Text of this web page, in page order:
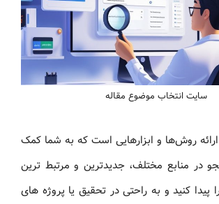
سایت انتخاب موضوع مقاله
روش‌ها و ابزارهایی است که به شما کمک
در منابع مختلف، جدیدترین و مرتبط‌ ترین
کنید و به‌ راحتی در تحقیق یا پروژه‌ های